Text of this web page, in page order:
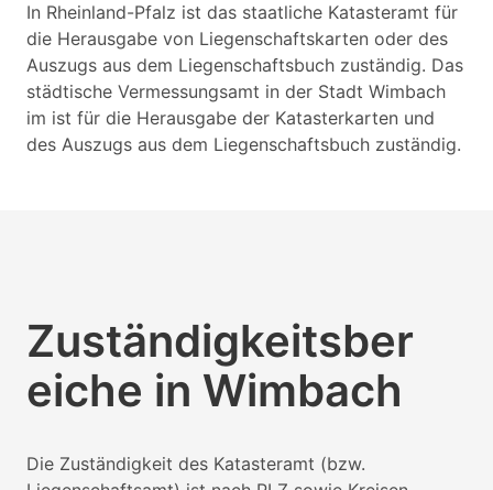
In Rheinland-Pfalz ist das staatliche Katasteramt für
die Herausgabe von Liegenschaftskarten oder des
Auszugs aus dem Liegenschaftsbuch zuständig. Das
städtische Vermessungsamt in der Stadt Wimbach
im ist für die Herausgabe der Katasterkarten und
des Auszugs aus dem Liegenschaftsbuch zuständig.
Zuständigkeitsber
eiche in Wimbach
Die Zuständigkeit des Katasteramt (bzw.